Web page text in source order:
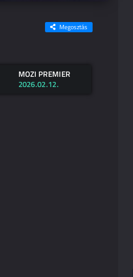
Megosztás
MOZI PREMIER
2026.02.12.